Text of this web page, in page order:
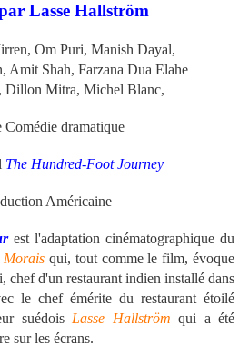
Lasse Hallström
Om Puri, Manish Dayal,
Amit Shah, Farzana Dua Elahe
Dillon Mitra, Michel Blanc,
Comédie dramatique
The Hundred-Foot Journey
Américaine
est l'adaptation cinématographique du
Morais qui, tout comme le film, évoque
chef d'un restaurant indien installé dans
le chef émérite du restaurant étoilé
suédois Lasse Hallström qui a été
sur les écrans.